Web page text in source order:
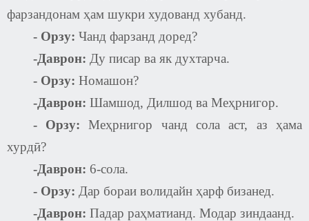
фарзандонам ҳам шукри худованд хубанд.
- Орзу: Чанд фарзанд доред?
-Даврон: Ду писар ва як духтарча.
- Орзу: Номашон?
-Даврон: Шамшод, Дилшод ва Меҳрнигор.
-
Орзу: Меҳрнигор чанд сола аст, аз ҳама
хурдӣ?
-Даврон: 6-сола.
- Орзу: Дар бораи волидайн ҳарф бизанед.
-Даврон: Падар раҳматианд. Модар зиндаанд.